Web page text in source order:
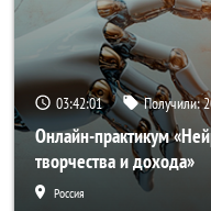
03:41:58 Получили:
Онлайн-практикум
творчества и дохода»
Россия